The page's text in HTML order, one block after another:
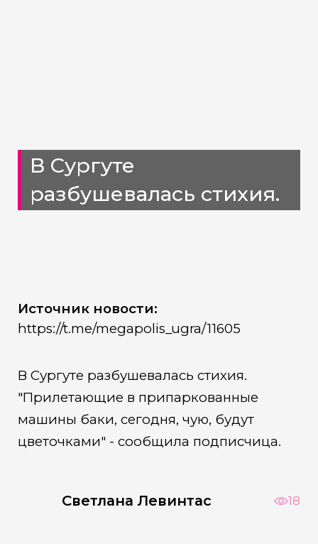
В Сургуте
разбушевалась стихия.
Источник новости:
https://t.me/megapolis_ugra/11605
В Сургуте разбушевалась стихия.
"Прилетающие в припаркованные
машины баки, сегодня, чую, будут
цветочками" - сообщила подписчица.
Светлана Левинтас 18